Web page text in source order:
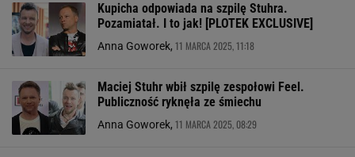
Kupicha odpowiada na szpilę Stuhra.
Pozamiatał. I to jak! [PLOTEK EXCLUSIVE]
Anna Goworek, 11 MARCA 2025, 11:18
Maciej Stuhr wbił szpilę zespołowi Feel.
Publiczność ryknęła ze śmiechu
Anna Goworek, 11 MARCA 2025, 08:29